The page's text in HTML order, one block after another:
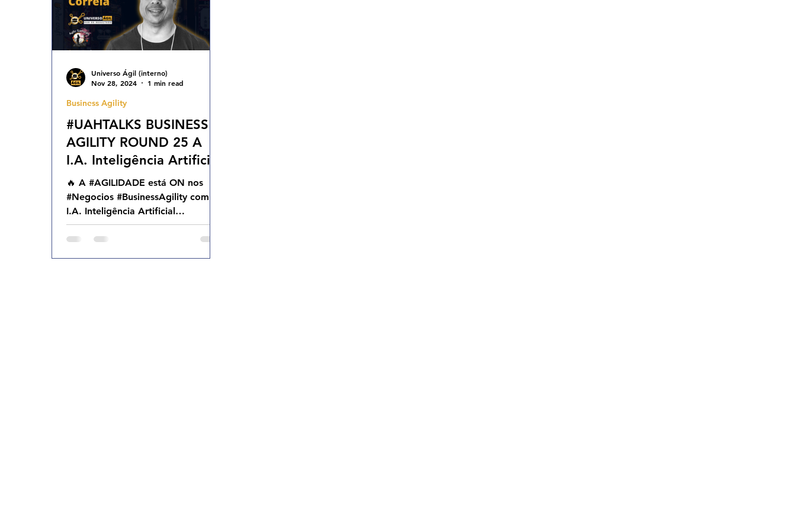
#UAHTALKS BUSINESS
AGILITY ROUND 25 A
I.A. Inteligência Artificial
que AGILIZA
RESULTADOS QUA
27.11.24 18h01
🔥 A #AGILIDADE está ON nos
#Negocios #BusinessAgility com a
I.A. Inteligência Artificial
exponencializando RESULTADOS
🚀 Quarta 27.11.24...
Business Agility
Universo Ágil (interno)
Nov 28, 2024
1 min read